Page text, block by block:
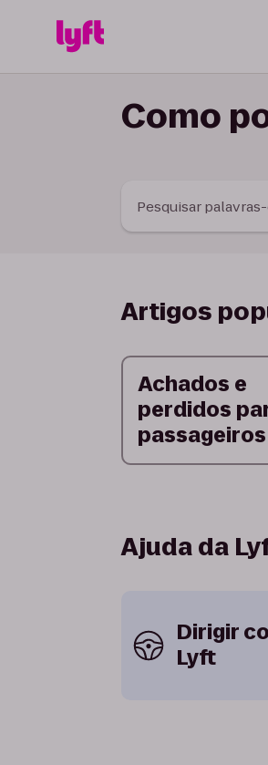
Como
Pesquisar
Artigos
Achados e
perdidos
passageiros
Ajuda da
Dirigir
Lyft